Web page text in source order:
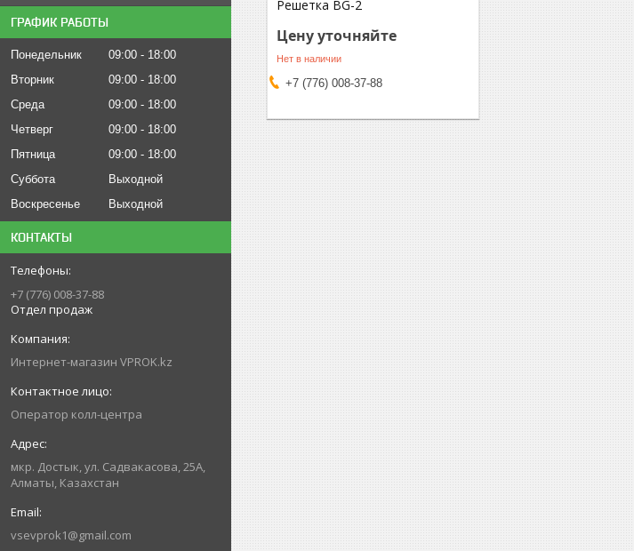
ГРАФИК РАБОТЫ
Понедельник 09:00
18:00
Вторник
09:00
18:00
Среда
09:00
18:00
Четверг
09:00
18:00
Пятница
09:00
18:00
Суббота
Выходной
Воскресенье
Выходной
КОНТАКТЫ
+7 (776) 008-37-88
Отдел продаж
Интернет-магазин VPROK.kz
Оператор колл-центра
мкр. Достык, ул. Садвакасова, 25А,
Алматы, Казахстан
vsevprok1@gmail.com
Решетка BG-2
Цену уточняйте
Нет в наличии
+7 (776) 008-37-88